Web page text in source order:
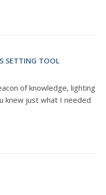
SETTING TOOL
of knowledge, lighting
knew just what I needed